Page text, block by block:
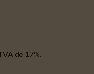
de 17%.